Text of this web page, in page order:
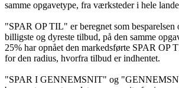
samme opgavetype, fra værksteder i hele
"SPAR OP TIL" er beregnet som besparelsen
billigste og dyreste tilbud, på den samme
25% har opnået den markedsførte SPAR OP
for den radius, hvorfra tilbud er indhentet.
"SPAR I GENNEMSNIT" og